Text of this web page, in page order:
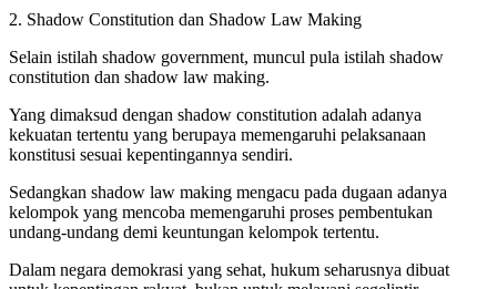
2. Shadow Constitution dan Shadow Law Making
Selain istilah shadow government, muncul pula istilah shadow
constitution dan shadow law making.
Yang dimaksud dengan shadow constitution adalah adanya
kekuatan tertentu yang berupaya memengaruhi pelaksanaan
konstitusi sesuai kepentingannya sendiri.
Sedangkan shadow law making mengacu pada dugaan adanya
kelompok yang mencoba memengaruhi proses pembentukan
undang-undang demi keuntungan kelompok tertentu.
Dalam negara demokrasi yang sehat, hukum seharusnya dibuat